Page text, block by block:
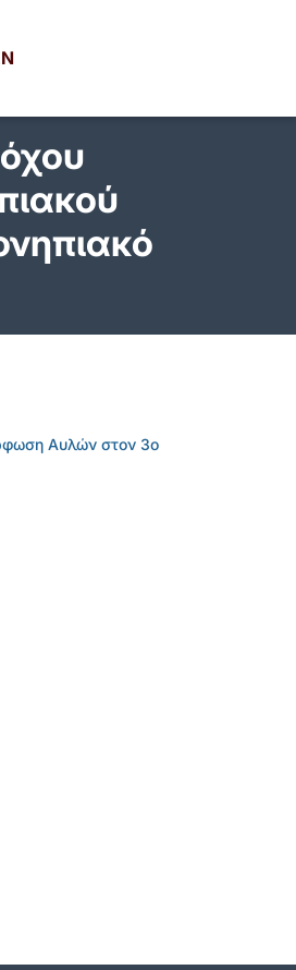
Αυλών στον 3ο